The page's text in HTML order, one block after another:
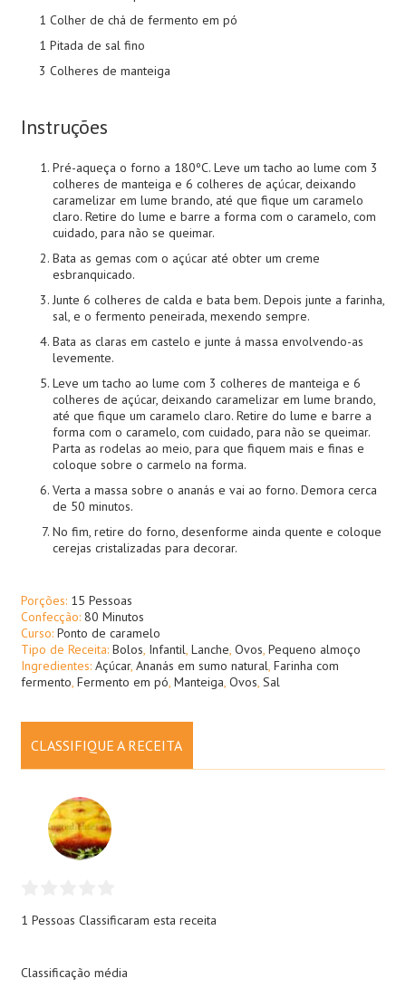
1 Colher de chá de fermento em pó
1 Pitada de sal fino
3 Colheres de manteiga
Instruções
Pré-aqueça o forno a 180ºC. Leve um tacho ao lume com 3
colheres de manteiga e 6 colheres de açúcar, deixando
caramelizar em lume brando, até que fique um caramelo
claro. Retire do lume e barre a forma com o caramelo, com
cuidado, para não se queimar.
Bata as gemas com o açúcar até obter um creme
esbranquicado.
Junte 6 colheres de calda e bata bem. Depois junte a farinha,
sal, e o fermento peneirada, mexendo sempre.
Bata as claras em castelo e junte á massa envolvendo-as
levemente.
Leve um tacho ao lume com 3 colheres de manteiga e 6
colheres de açúcar, deixando caramelizar em lume brando,
até que fique um caramelo claro. Retire do lume e barre a
forma com o caramelo, com cuidado, para não se queimar.
Parta as rodelas ao meio, para que fiquem mais e finas e
coloque sobre o carmelo na forma.
Verta a massa sobre o ananás e vai ao forno. Demora cerca
de 50 minutos.
No fim, retire do forno, desenforme ainda quente e coloque
cerejas cristalizadas para decorar.
Porções: 15 Pessoas
Confecção: 80 Minutos
Curso: Ponto de caramelo
Tipo de Receita: Bolos, Infantil, Lanche, Ovos, Pequeno almoço
Ingredientes: Açúcar, Ananás em sumo natural, Farinha com
fermento, Fermento em pó, Manteiga, Ovos, Sal
CLASSIFIQUE A RECEITA
1 Pessoas Classificaram esta receita
Classificação média